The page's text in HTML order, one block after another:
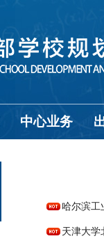
中心业务
哈尔滨工
天津大学